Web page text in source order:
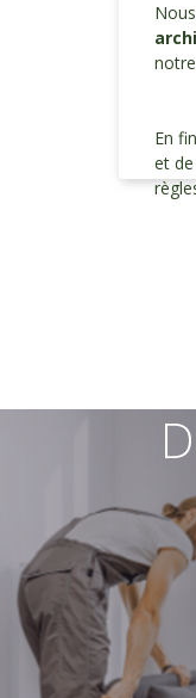
En
et